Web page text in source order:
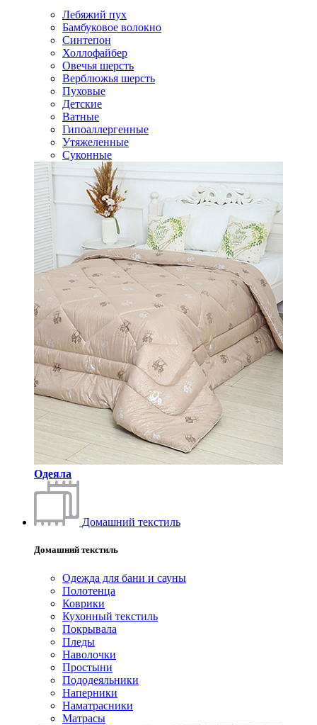
Лебяжий пух
Бамбуковое волокно
Синтепон
Холлофайбер
Овечья шерсть
Верблюжья шерсть
Пуховые
Детские
Ватные
Гипоаллергенные
Утяжеленные
Суконные
Одеяла
Домашний текстиль
Домашний текстиль
Одежда для бани и сауны
Полотенца
Коврики
Кухонный текстиль
Покрывала
Пледы
Наволочки
Простыни
Пододеяльники
Наперники
Наматрасники
Матрасы